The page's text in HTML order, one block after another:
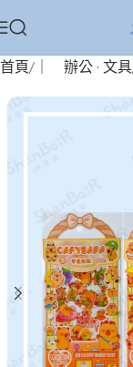
首頁 ｜ 辦公 · 文具